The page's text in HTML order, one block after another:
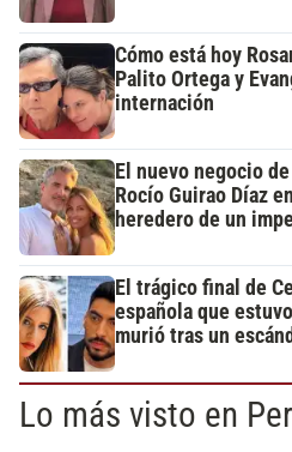
Cómo está hoy
Palito Ortega y
internación
El nuevo negocio
Rocío Guirao Díaz
heredero de un
El trágico final de
española que
murió tras un
Lo más visto en